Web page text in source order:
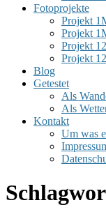
Fotoprojekte
Projekt
Projekt
Projekt
Projekt
Blog
Getestet
Als
Als
Kontakt
Um was